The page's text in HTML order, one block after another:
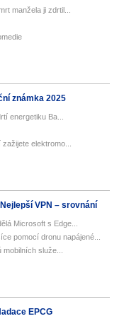
manžela ji zdrtil...
známka 2025
energetiku Ba...
elektromo...
Nejlepší VPN – srovnání
Microsoft s Edge...
pomocí dronu napájené...
služe...
EPCG